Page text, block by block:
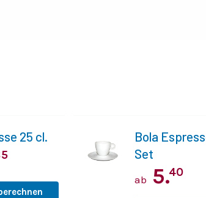
25 cl.
Bola
Set
ab 5.40